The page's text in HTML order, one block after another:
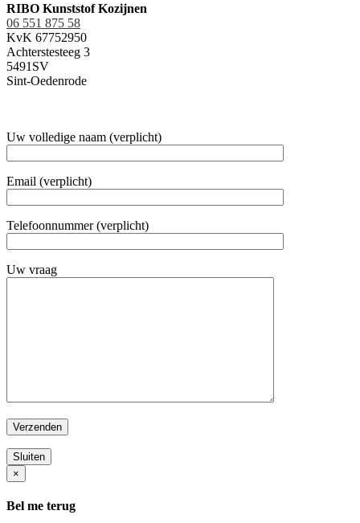
RIBO Kunststof Kozijnen
06 551 875 58
KvK 67752950
Achterstesteeg 3
5491SV
Sint-Oedenrode
Uw volledige naam (verplicht)
Email (verplicht)
Telefoonnummer (verplicht)
Uw vraag
Sluiten
×
Bel me terug